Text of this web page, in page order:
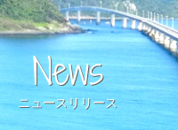
News
ニュースリリース